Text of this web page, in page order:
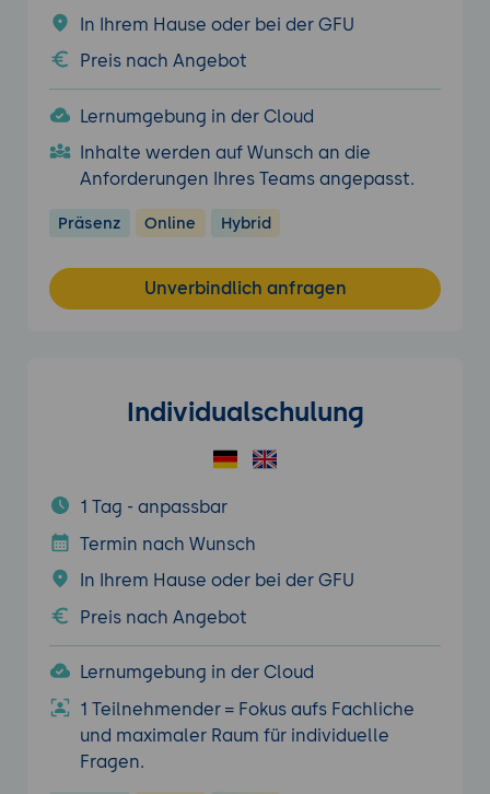
In Ihrem Hause oder bei der GFU
Preis nach Angebot
Lernumgebung in der Cloud
Inhalte werden auf Wunsch an die
Anforderungen Ihres Teams angepasst.
Präsenz Online Hybrid
Unverbindlich anfragen
Individualschulung
1 Tag - anpassbar
Termin nach Wunsch
In Ihrem Hause oder bei der GFU
Preis nach Angebot
Lernumgebung in der Cloud
1 Teilnehmender = Fokus aufs Fachliche
und maximaler Raum für individuelle
Fragen.